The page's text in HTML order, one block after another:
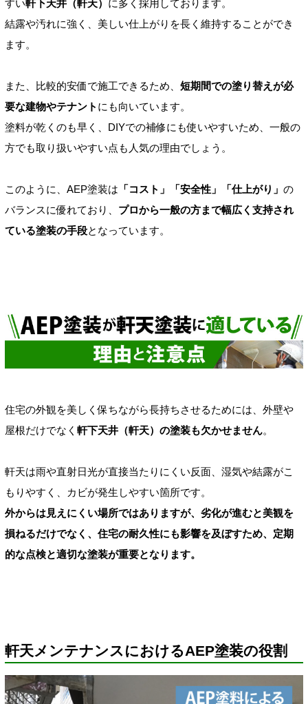
すい軒下天井（軒天） に多く採用しております。
結露や汚れに強く、美しい仕上がりを長く維持することができ
ます。
また、比較的安価で施工できるため、 短期間での塗り替えが必
要な建物やテナント にも向いています。
塗料が乾くのも早く、DIYでの補修にも使いやすいため、一般の
方でも取り扱いやすい点も人気の理由でしょう。
このように、AEP塗装は 「コスト」「安全性」「仕上がり」 の
バランスに優れており、 プロから一般の方まで幅広く支持され
ている塗装の手段となっています。
住宅の外観を美しく保ちながら長持ちさせるためには、外壁や
屋根だけでなく 軒下天井（軒天）の塗装も欠かせません。
軒天は雨や直射日光が直接当たりにくい反面、湿気や結露がこ
もりやすく、カビが発生しやすい箇所です。
外からは見えにくい場所ではありますが、劣化が進むと美観を
損ねるだけでなく、住宅の耐久性にも影響を及ぼすため、定期
的な点検と適切な塗装が重要となります。
軒天メンテナンスにおけるAEP塗装の役割